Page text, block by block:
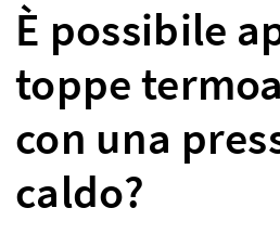
È possibile
toppe
con una
caldo?